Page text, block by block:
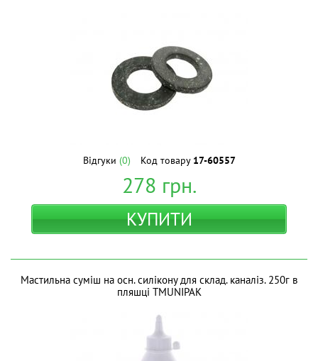
Відгуки (0) Код товару 17-60557
278 грн.
КУПИТИ
Мастильна суміш на осн. силікону для склад. каналіз. 250г в
пляшці ТМUNIPAK